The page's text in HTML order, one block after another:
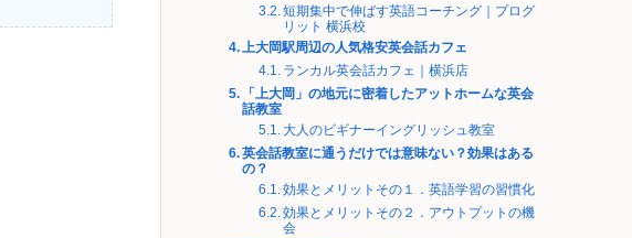
短期集中で伸ばす英語コーチング｜プログ
リット 横浜校
上大岡駅周辺の人気格安英会話カフェ
ランカル英会話カフェ｜横浜店
「上大岡」の地元に密着したアットホームな英会
話教室
大人のビギナーイングリッシュ教室
英会話教室に通うだけでは意味ない？効果はある
の？
効果とメリットその１．英語学習の習慣化
効果とメリットその２．アウトプットの機
会